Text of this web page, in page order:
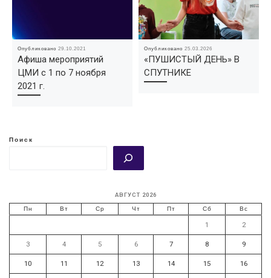
Опубликовано29.10.2021
Афиша мероприятий
ЦМИ с 1 по 7 ноября
2021 г.
Опубликовано25.03.2026
«ПУШИСТЫЙ ДЕНЬ» В
СПУТНИКЕ
Поиск
АВГУСТ 2026
Пн Вт Ср Чт Пт Сб Вс
1 2
3 4 5 6 7 8 9
10 11 12 13 14 15 16